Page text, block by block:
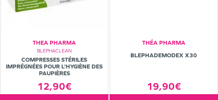
THEA PHARMA
BLEPHACLEAN
COMPRESSES STÉRILES
IMPRÉGNÉES POUR L'HYGIÈNE DES
PAUPIÈRES
12,90€
THÉA PHARMA
BLEPHADEMODEX X30
19,90€